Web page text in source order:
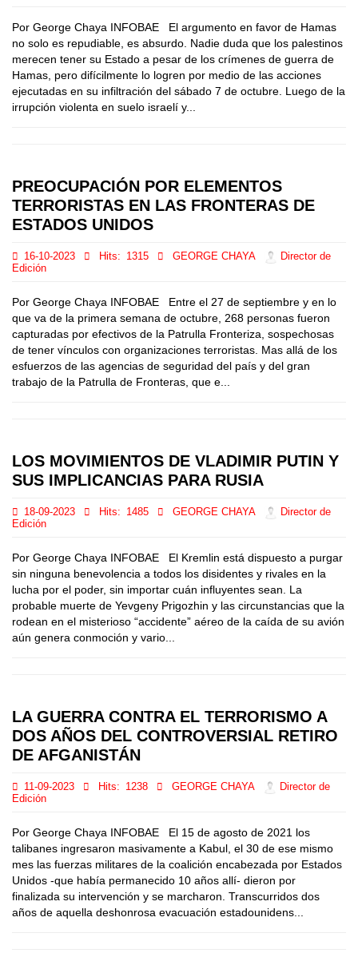
Por George Chaya INFOBAE El argumento en favor de Hamas
no solo es repudiable, es absurdo. Nadie duda que los palestinos
merecen tener su Estado a pesar de los crímenes de guerra de
Hamas, pero difícilmente lo logren por medio de las acciones
ejecutadas en su infiltración del sábado 7 de octubre. Luego de la
irrupción violenta en suelo israelí y...
PREOCUPACIÓN POR ELEMENTOS
TERRORISTAS EN LAS FRONTERAS DE
ESTADOS UNIDOS
16-10-2023 Hits: 1315 GEORGE CHAYA
Director de
Edición
Por George Chaya INFOBAE Entre el 27 de septiembre y en lo
que va de la primera semana de octubre, 268 personas fueron
capturadas por efectivos de la Patrulla Fronteriza, sospechosas
de tener vínculos con organizaciones terroristas. Mas allá de los
esfuerzos de las agencias de seguridad del país y del gran
trabajo de la Patrulla de Fronteras, que e...
LOS MOVIMIENTOS DE VLADIMIR PUTIN Y
SUS IMPLICANCIAS PARA RUSIA
18-09-2023 Hits: 1485 GEORGE CHAYA
Director de
Edición
Por George Chaya INFOBAE El Kremlin está dispuesto a purgar
sin ninguna benevolencia a todos los disidentes y rivales en la
lucha por el poder, sin importar cuán influyentes sean. La
probable muerte de Yevgeny Prigozhin y las circunstancias que la
rodean en el misterioso “accidente” aéreo de la caída de su avión
aún genera conmoción y vario...
LA GUERRA CONTRA EL TERRORISMO A
DOS AÑOS DEL CONTROVERSIAL RETIRO
DE AFGANISTÁN
11-09-2023 Hits: 1238 GEORGE CHAYA
Director de
Edición
Por George Chaya INFOBAE El 15 de agosto de 2021 los
talibanes ingresaron masivamente a Kabul, el 30 de ese mismo
mes las fuerzas militares de la coalición encabezada por Estados
Unidos -que había permanecido 10 años allí- dieron por
finalizada su intervención y se marcharon. Transcurridos dos
años de aquella deshonrosa evacuación estadounidens...